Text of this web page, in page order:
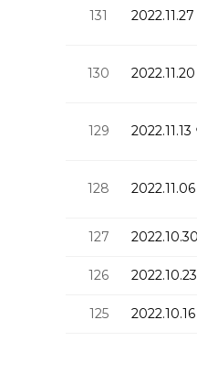
131
130
129
128
127
126
125